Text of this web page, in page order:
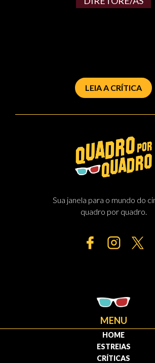
LEIA A CRÍTICA
Sua janela para o mundo do
quadro por quadro.
MENU
HOME
ESTREIAS
CRÍTICAS